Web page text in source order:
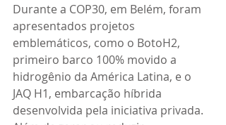
Durante a COP30, em Belém, foram
apresentados projetos
emblemáticos, como o BotoH2,
primeiro barco 100% movido a
hidrogênio da América Latina, e o
JAQ H1, embarcação híbrida
desenvolvida pela iniciativa privada.